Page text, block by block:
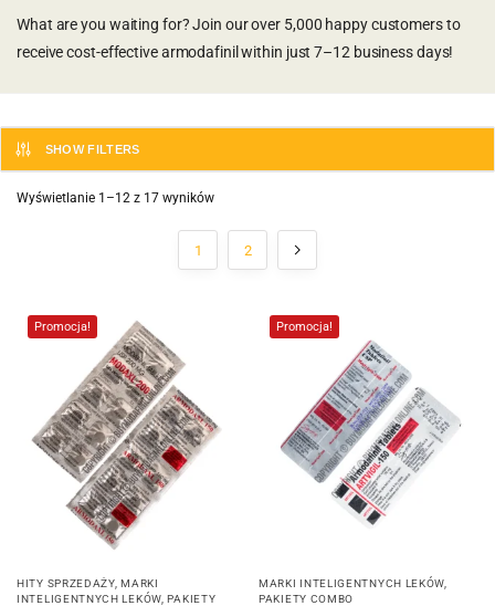
What are you waiting for? Join our over 5,000 happy customers to
receive cost-effective armodafinil within just 7–12 business days!
SHOW FILTERS
Wyświetlanie 1–12 z 17 wyników
1 2
Promocja!
HITY SPRZEDAŻY,MARKI
INTELIGENTNYCH LEKÓW ,PAKIETY
Promocja!
MARKI INTELIGENTNYCH LEKÓW
PAKIETY COMBO